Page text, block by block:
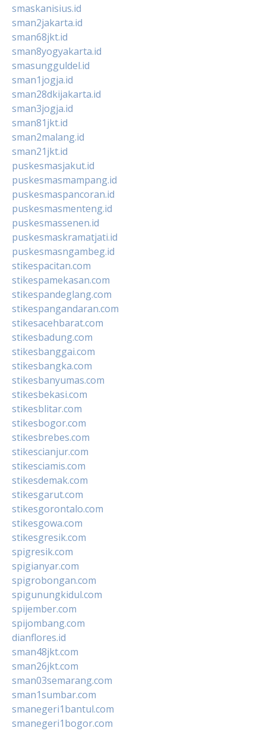
smaskanisius.id
sman2jakarta.id
sman68jkt.id
sman8yogyakarta.id
smasungguldel.id
sman1jogja.id
sman28dkijakarta.id
sman3jogja.id
sman81jkt.id
sman2malang.id
sman21jkt.id
puskesmasjakut.id
puskesmasmampang.id
puskesmaspancoran.id
puskesmasmenteng.id
puskesmassenen.id
puskesmaskramatjati.id
puskesmasngambeg.id
stikespacitan.com
stikespamekasan.com
stikespandeglang.com
stikespangandaran.com
stikesacehbarat.com
stikesbadung.com
stikesbanggai.com
stikesbangka.com
stikesbanyumas.com
stikesbekasi.com
stikesblitar.com
stikesbogor.com
stikesbrebes.com
stikescianjur.com
stikesciamis.com
stikesdemak.com
stikesgarut.com
stikesgorontalo.com
stikesgowa.com
stikesgresik.com
spigresik.com
spigianyar.com
spigrobongan.com
spigunungkidul.com
spijember.com
spijombang.com
dianflores.id
sman48jkt.com
sman26jkt.com
sman03semarang.com
sman1sumbar.com
smanegeri1bantul.com
smanegeri1bogor.com